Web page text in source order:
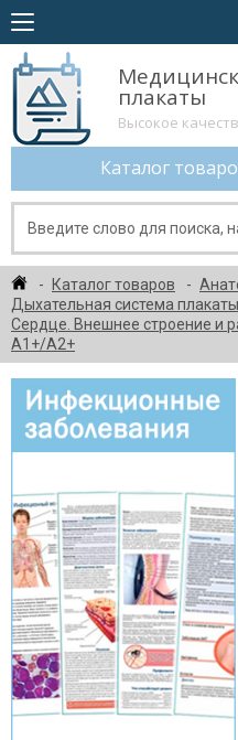
плакаты
Высокое
Каталог
Каталог товаров
Дыхательная система плакаты
Сердце. Внешнее строение и
А1+/А2+